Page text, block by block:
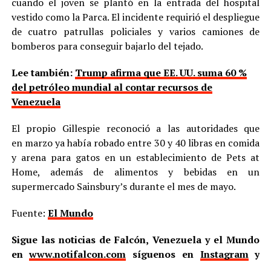
cuando el joven se plantó en la entrada del hospital
vestido como la Parca. El incidente requirió el despliegue
de cuatro patrullas policiales y varios camiones de
bomberos para conseguir bajarlo del tejado.
Lee también: Trump afirma que EE. UU. suma 60 %
del petróleo mundial al contar recursos de
Venezuela
El propio Gillespie reconoció a las autoridades que
en marzo ya había robado entre 30 y 40 libras en comida
y arena para gatos en un establecimiento de Pets at
Home, además de alimentos y bebidas en un
supermercado Sainsbury’s durante el mes de mayo.
Fuente: El Mundo
Sigue las noticias de Falcón, Venezuela y el Mundo
enwww.notifalcon.com síguenos en Instagramy